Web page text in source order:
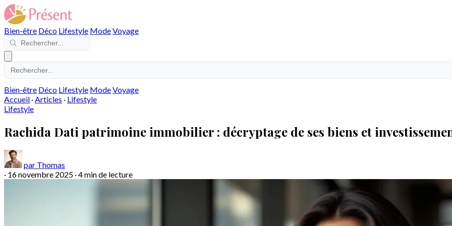
Bien-être Déco Lifestyle ModeVoyage
Bien-être Déco Lifestyle ModeVoyage
Accueil ·Articles · Lifestyle
Lifestyle
Rachida Dati patrimoine immobilier : décryptage de ses biens et
par Thomas
· 16 novembre 2025 ·4 min de lecture